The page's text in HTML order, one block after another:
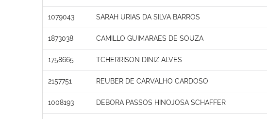
1079043 SARAH URIAS DA SILVA BARROS
1873038 CAMILLO GUIMARAES DE SOUZA
1758665 TCHERRISON DINIZ ALVES
2157751 REUBER DE CARVALHO CARDOSO
1008193 DEBORA PASSOS HINOJOSA SCHAFFER